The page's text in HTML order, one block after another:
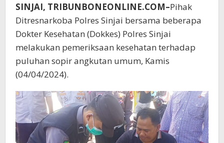
SINJAI, TRIBUNBONEONLINE.COM–Pihak
Ditresnarkoba Polres Sinjai bersama beberapa
Dokter Kesehatan (Dokkes) Polres Sinjai
melakukan pemeriksaan kesehatan terhadap
puluhan sopir angkutan umum, Kamis
(04/04/2024).